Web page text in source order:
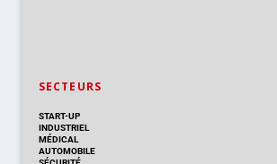
SECTEURS
START-UP
INDUSTRIEL
MÉDICAL
AUTOMOBILE